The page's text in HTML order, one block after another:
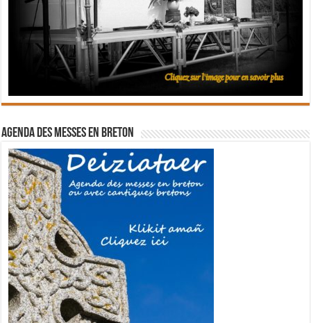
Agenda des messes en breton